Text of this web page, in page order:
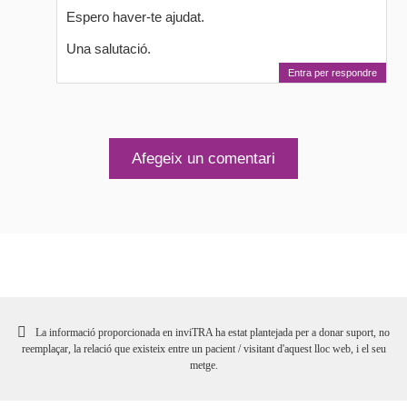
Espero haver-te ajudat.
Una salutació.
Entra per respondre
Afegeix un comentari
La informació proporcionada en inviTRA ha estat plantejada per a donar suport, no
reemplaçar, la relació que existeix entre un pacient / visitant d'aquest lloc web, i el seu
metge.